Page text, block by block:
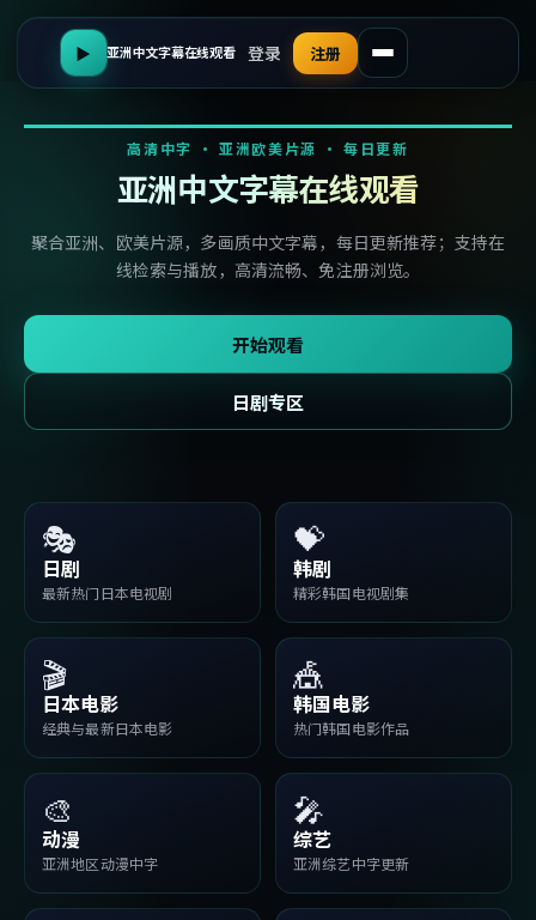
▶ 亚洲中文字幕在线观看 登录 注册
高清中字 · 亚洲欧美片源 · 每日更新
亚洲中文字幕在线观看
聚合亚洲、欧美片源，多画质中文字幕，每日更新推荐；支持在
线检索与播放，高清流畅、免注册浏览。
开始观看
日剧专区
🎭
日剧
最新热门日本电视剧
💝
韩剧
精彩韩国电视剧集
🎬
日本电影
经典与最新日本电影
🎪
韩国电影
热门韩国电影作品
🎨
动漫
亚洲地区动漫中字
🎤
综艺
亚洲综艺中字更新